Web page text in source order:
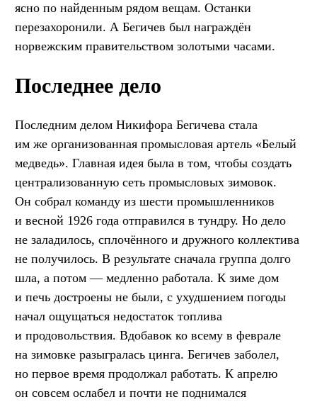
ясно по найденным рядом вещам. Останки
перезахоронили. А Бегичев был награждён
норвежским правительством золотыми часами.
Последнее дело
Последним делом Никифора Бегичева стала
им же организованная промысловая артель «Белый
медведь». Главная идея была в том, чтобы создать
централизованную сеть промысловых зимовок.
Он собрал команду из шести промышленников
и весной 1926 года отправился в тундру. Но дело
не заладилось, сплочённого и дружного коллектива
не получилось. В результате сначала группа долго
шла, а потом — медленно работала. К зиме дом
и печь достроены не были, с ухудшением погоды
начал ощущаться недостаток топлива
и продовольствия. Вдобавок ко всему в феврале
на зимовке разыгралась цинга. Бегичев заболел,
но первое время продолжал работать. К апрелю
он совсем ослабел и почти не поднимался